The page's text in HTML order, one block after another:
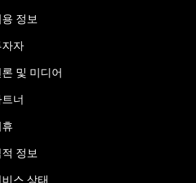
정보
자자
론 및 미디어
너
적 정보
스 상태